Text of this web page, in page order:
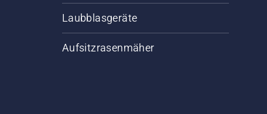
Laubblasgeräte
Aufsitzrasenmäher